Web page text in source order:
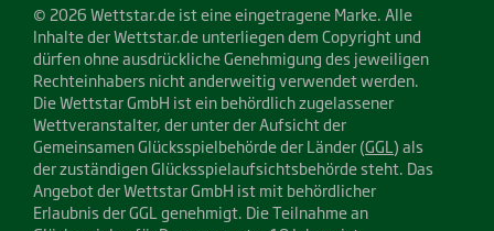
© 2026 Wettstar.de ist eine eingetragene Marke. Alle
Inhalte der Wettstar.de unterliegen dem Copyright und
dürfen ohne ausdrückliche Genehmigung des jeweiligen
Rechteinhabers nicht anderweitig verwendet werden.
Die Wettstar GmbH ist ein behördlich zugelassener
Wettveranstalter, der unter der Aufsicht der
Gemeinsamen Glücksspielbehörde der Länder (GGL ) als
der zuständigen Glücksspielaufsichtsbehörde steht. Das
Angebot der Wettstar GmbH ist mit behördlicher
Erlaubnis der GGL genehmigt. Die Teilnahme an